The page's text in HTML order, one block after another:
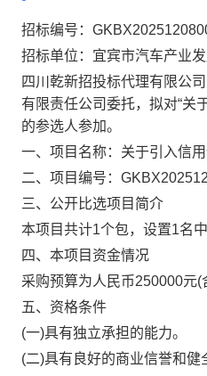
招标编号：
招标单位：宜宾市汽车产业
四川乾新招投标代理有限公
有限责任公司委托，拟对“关
的参选人参加。
一、 项目名称： 关于引入信
二、项目编号：
三、公开比选项目简介
本项目共计1个包，设置1名
四、本项目资金情况
采购预算为人民币250000元(
五、资格条件
(一)具有独立承担的能力。
(二)具有良好的商业信誉和健